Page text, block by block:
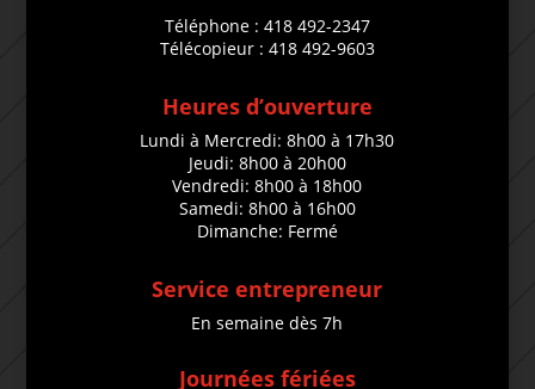
Téléphone : 418 492-2347
Télécopieur : 418 492-9603
Heures d’ouverture
Lundi à Mercredi: 8h00 à 17h30
Jeudi: 8h00 à 20h00
Vendredi: 8h00 à 18h00
Samedi: 8h00 à 16h00
Dimanche: Fermé
Service entrepreneur
En semaine dès 7h
Journées fériées